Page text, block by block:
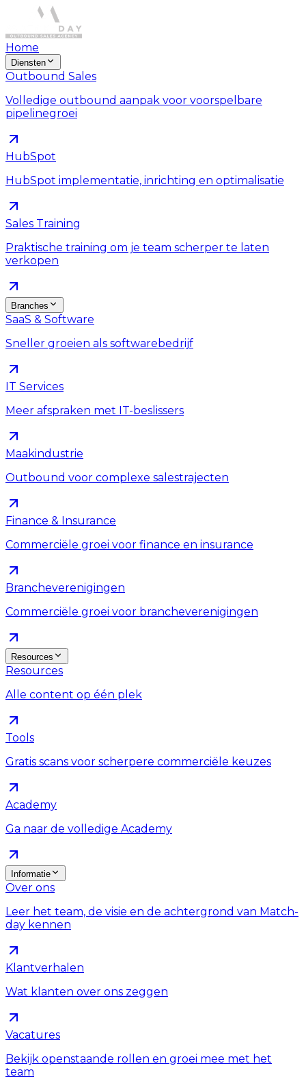
Home
Diensten
Outbound Sales
Volledige outbound aanpak voor voorspelbare
pipelinegroei
HubSpot
HubSpot implementatie, inrichting en optimalisatie
Sales Training
Praktische training om je team scherper te laten
verkopen
Branches
SaaS & Software
Sneller groeien als softwarebedrijf
IT Services
Meer afspraken met IT-beslissers
Maakindustrie
Outbound voor complexe salestrajecten
Finance & Insurance
Commerciële groei voor finance en insurance
Brancheverenigingen
Commerciële groei voor brancheverenigingen
Resources
Resources
Alle content op één plek
Tools
Gratis scans voor scherpere commerciële keuzes
Academy
Ga naar de volledige Academy
Informatie
Over ons
Leer het team, de visie en de achtergrond van Match-
day kennen
Klantverhalen
Wat klanten over ons zeggen
Vacatures
Bekijk openstaande rollen en groei mee met het
team